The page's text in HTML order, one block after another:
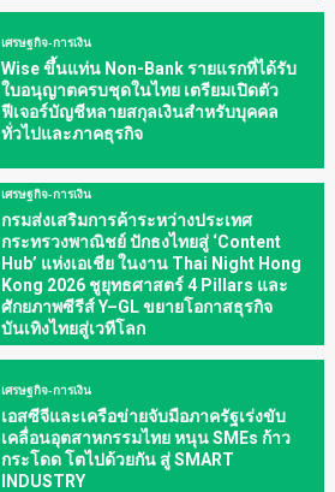
เศรษฐกิจ-การเงิน
Wise ขึ้นแท่น Non-Bank รายแรกที่ได้รับ
ใบอนุญาตครบชุดในไทย เตรียมเปิดตัว
ฟีเจอร์บัญชีหลายสกุลเงินสำหรับบุคคล
ทั่วไปและภาคธุรกิจ
เศรษฐกิจ-การเงิน
กรมส่งเสริมการค้าระหว่างประเทศ
กระทรวงพาณิชย์ ปักธงไทยสู่ ‘Content
Hub’ แห่งเอเชีย ในงาน Thai Night Hong
Kong 2026 ชูยุทธศาสตร์ 4 Pillars และ
ศักยภาพซีรีส์ Y–GL ขยายโอกาสธุรกิจ
บันเทิงไทยสู่เวทีโลก
เศรษฐกิจ-การเงิน
เอสซีจีและเครือข่ายจับมือภาครัฐเร่งขับ
เคลื่อนอุตสาหกรรมไทย หนุน SMEs ก้าว
กระโดด โตไปด้วยกัน สู่ SMART
INDUSTRY